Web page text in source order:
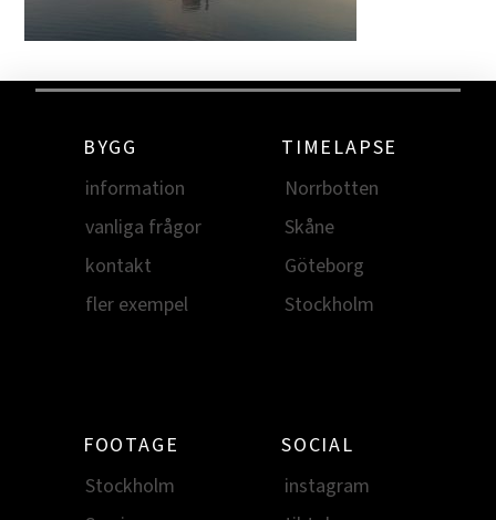
BYGG
information
vanliga frågor
kontakt
fler exempel
TIMELAPSE
Norrbotten
Skåne
Göteborg
Stockholm
FOOTAGE
Stockholm
SOCIAL
instagram